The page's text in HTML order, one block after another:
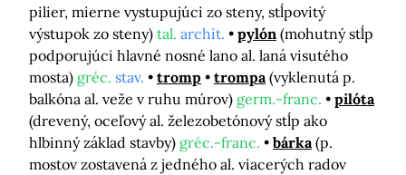
pilier, mierne vystupujúci zo steny, stĺpovitý
výstupok zo steny) tal. archit. pylón (mohutný stĺp
podporujúci hlavné nosné lano al. laná visutého
mosta) gréc. stav. tromp trompa (vyklenutá p.
balkóna al. veže v ruhu múrov) germ.-franc.
pilóta
(drevený, oceľový al. železobetónový stĺp ako
hlbinný základ stavby) gréc.-franc. bárka (p.
mostov zostavená z jedného al. viacerých radov